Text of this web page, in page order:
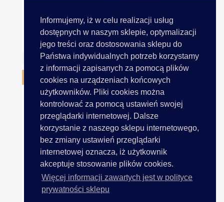
Informujemy, iż w celu realizacji usług
dostępnych w naszym sklepie, optymalizacji
jego treści oraz dostosowania sklepu do
Państwa indywidualnych potrzeb korzystamy
z informacji zapisanych za pomocą plików
cookies na urządzeniach końcowych
użytkowników. Pliki cookies można
kontrolować za pomocą ustawień swojej
przeglądarki internetowej. Dalsze
korzystanie z naszego sklepu internetowego,
bez zmiany ustawień przeglądarki
internetowej oznacza, iż użytkownik
akceptuje stosowanie plików cookies.
Więcej informacji zawartych jest w polityce
prywatności sklepu
Taśma Suwakowa 5mm SZARY...
OBECNIE BRAK NA STANIE